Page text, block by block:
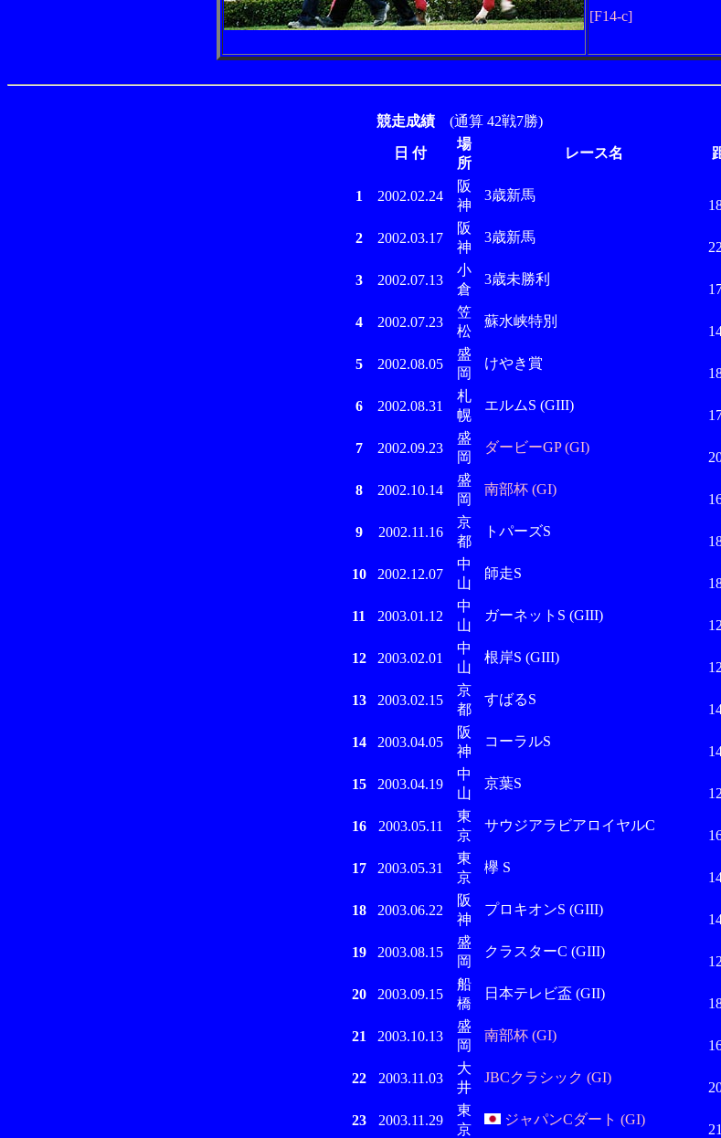
[F14-c]
競走成績(通算 42戦7勝)
日 付
場
所
レース名
1 2002.02.24
阪
神
3歳新馬
2 2002.03.17
阪
神
3歳新馬
3 2002.07.13
小
倉
3歳未勝利
4 2002.07.23
笠
松
蘇水峡特別
5 2002.08.05
盛
岡
けやき賞
6 2002.08.31
札
幌
エルムS (GIII)
7 2002.09.23
盛
岡
ダービーGP (GI)
8 2002.10.14
盛
岡
南部杯 (GI)
9 2002.11.16
京
都
トパーズS
10 2002.12.07
中
山
師走S
11 2003.01.12
中
山
ガーネットS (GIII)
12 2003.02.01
中
山
根岸S (GIII)
13 2003.02.15
京
都
すばるS
14 2003.04.05
阪
神
コーラルS
15 2003.04.19
中
山
京葉S
16 2003.05.11
東
京
サウジアラビアロイヤルC
17 2003.05.31
東
京
欅 S
18 2003.06.22
阪
神
プロキオンS (GIII)
19 2003.08.15
盛
岡
クラスターC (GIII)
20 2003.09.15
船
橋
日本テレビ盃 (GII)
21 2003.10.13
盛
岡
南部杯 (GI)
22 2003.11.03
大
井
JBCクラシック (GI)
23 2003.11.29
東
京
ジャパンCダート (GI)